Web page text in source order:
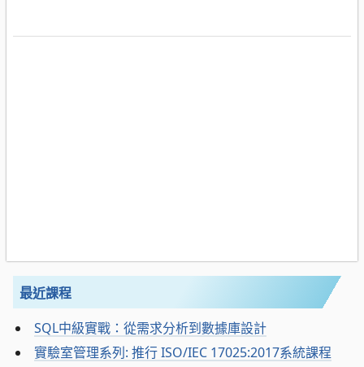
最近課程
SQL中級實戰：從需求分析到數據庫設計
實驗室管理系列: 推行 ISO/IEC 17025:2017系統課程